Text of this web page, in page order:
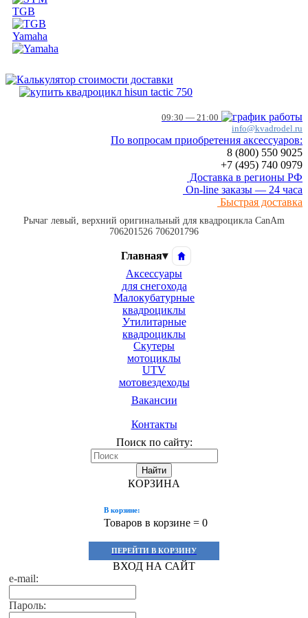
TGB
Yamaha
09:30 — 21:00
info@kvadrodel.ru
По вопросам приобретения аксессуаров:
8 (800) 550 9025
+7 (495) 740 0979
Доставка в регионы РФ
On-line заказы — 24 часа
Быстрая доставка
Рычаг левый, верхний оригинальный для квадроцикла CanAm
706201526 706201796
Главная▾
Аксессуары
для снегохода
Малокубатурные
квадроциклы
Утилитарные
квадроциклы
Скутеры
мотоциклы
UTV
мотовездеходы
Вакансии
Контакты
Поиск по сайту:
Найти
КОРЗИНА
В корзине:
Товаров в корзине = 0
ПЕРЕЙТИ В КОРЗИНУ
ВХОД НА САЙТ
e-mail:
Пароль: